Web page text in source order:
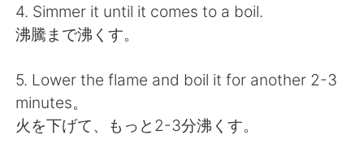
4. Simmer it until it comes to a boil.
沸騰まで沸くす。
5. Lower the flame and boil it for another 2-3
minutes。
火を下げて、もっと2-3分沸くす。